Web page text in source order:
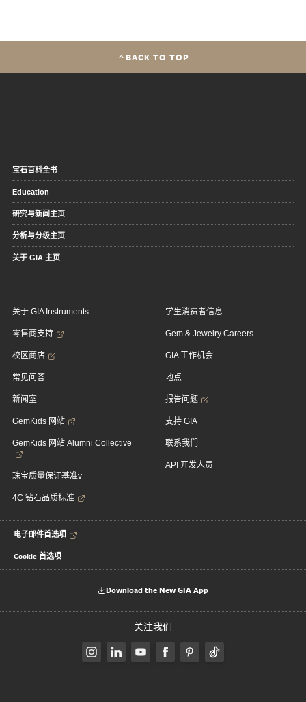
BACK TO TOP
宝石百科全书
Education
研究与新闻主页
分析与分级主页
关于 GIA 主页
关于 GIA Instruments
零售商支持
校区商店
常见问答
新闻室
GemKids 网站
GemKids 网站 Alumni Collective
珠宝质量保证基准v
4C 钻石品质标准
学生消费者信息
Gem & Jewelry Careers
GIA 工作机会
地点
报告问题
支持 GIA
联系我们
API 开发人员
电子邮件首选项
Cookie 首选项
Download the New GIA App
关注我们